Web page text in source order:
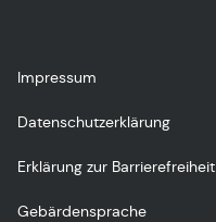
Impressum
Datenschutzerklärung
Erklärung zur Barrierefreiheit
Gebärdensprache